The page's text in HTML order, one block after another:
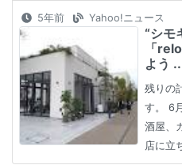
5年前 Yahoo!ニュース
“シモ
「
よう
残りの
す。 6
酒屋、
店に立